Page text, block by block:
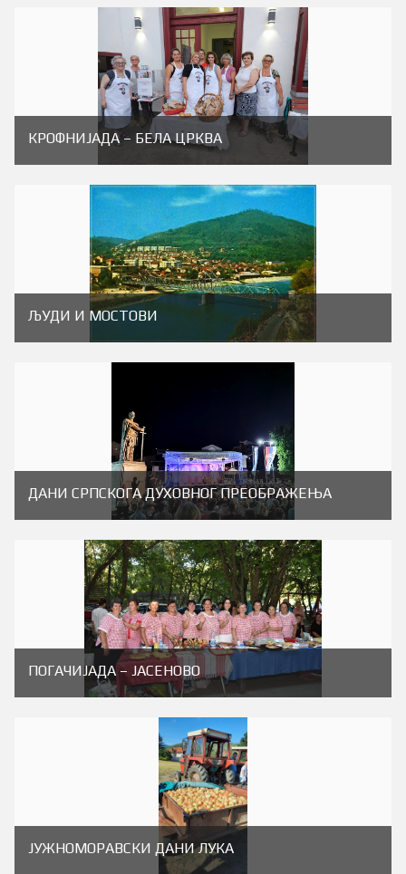
КРОФНИЈАДА – БЕЛА ЦРКВА
ЉУДИ И МОСТОВИ
ДАНИ СРПСКОГА ДУХОВНОГ ПРЕОБРАЖЕЊА
ПОГАЧИЈАДА – ЈАСЕНОВО
ЈУЖНОМОРАВСКИ ДАНИ ЛУКА